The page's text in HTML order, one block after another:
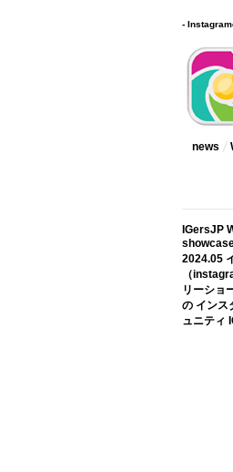
-
news
IGersJP
2024.05
（
リーショ
の インス
ュニティ